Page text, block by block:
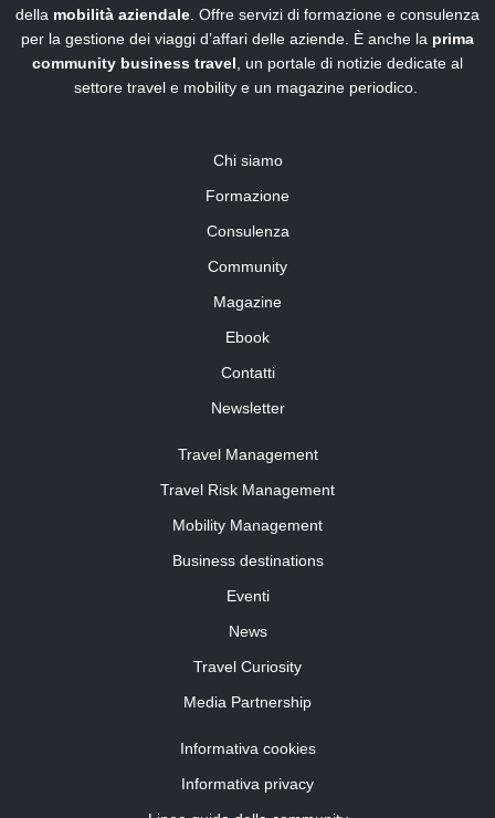
della mobilità aziendale . Offre servizi di formazione e consulenza
per la gestione dei viaggi d’affari delle aziende. È anche la prima
community business travel , un portale di notizie dedicate al
settore travel e mobility e un magazine periodico.
Chi siamo
Formazione
Consulenza
Community
Magazine
Ebook
Contatti
Newsletter
Travel Management
Travel Risk Management
Mobility Management
Business destinations
Eventi
News
Travel Curiosity
Media Partnership
Informativa cookies
Informativa privacy